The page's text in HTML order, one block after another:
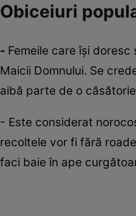
Obiceiuri
- Femeile care își
Maicii Domnului. Se
aibă parte de o
- Este considerat
recoltele vor fi fără
faci baie în ape